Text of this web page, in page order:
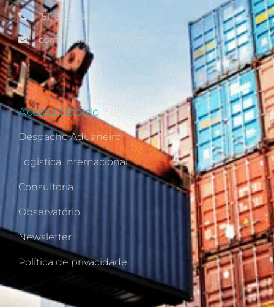
(51) 3269-1866
comercial@solutions.srv.br
Acesso Rápido
Despacho Aduaneiro
Logística Internacional
Consultoria
Observatório
Newsletter
Política de privacidade